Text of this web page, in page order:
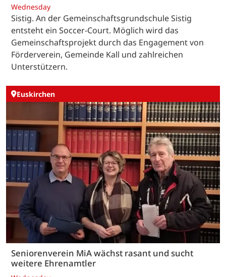
Wednesday
Sistig. An der Gemeinschaftsgrundschule Sistig
entsteht ein Soccer-Court. Möglich wird das
Gemeinschaftsprojekt durch das Engagement von
Förderverein, Gemeinde Kall und zahlreichen
Unterstützern.
Euskirchen
Seniorenverein MiA wächst rasant und sucht
weitere Ehrenamtler